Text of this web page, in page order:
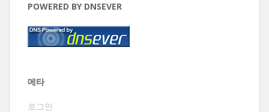
POWERED BY DNSEVER
메타
로그인